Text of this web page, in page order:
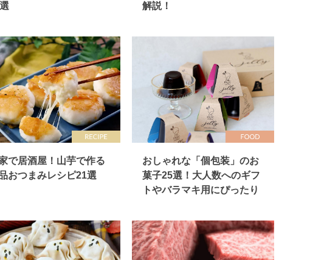
解説！
で居酒屋！山芋で作る
おつまみレシピ21選
おしゃれな「個包装」のお
菓子25選！大人数へのギフ
トやバラマキ用にぴったり